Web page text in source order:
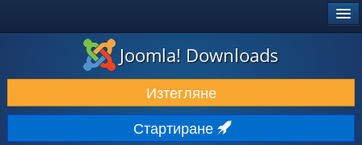
ИЗТЕГЛЯНЕ & РАЗШИРЯВАНЕ
ОТКРИВАЙТЕ & УЧЕТЕ
ОБЩНОСТ & ПОДДРЪЖКА
Joomla! Downloads
Изтегляне
Стартиране